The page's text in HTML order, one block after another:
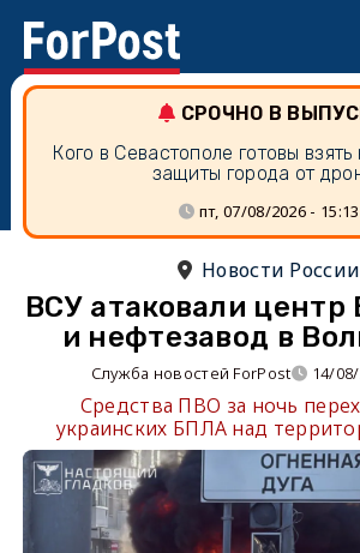
СРОЧНО В
Кого в Севастополе готовы взять
защиты города от
пт, 07/08/2026 - 15:13
Новости России
ВСУ атаковали центр
и нефтезавод в
Служба новостей ForPost 14/
Средства ПВО за ночь
украинских БПЛА над